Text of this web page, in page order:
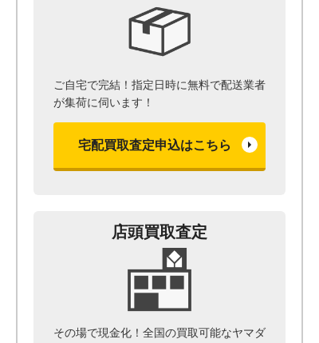
ご自宅で完結！指定日時に無料で配送業者
が集荷に伺います！
宅配買取査定申込はこちら
店頭買取査定
その場で現金化！全国の買取可能なヤマダ